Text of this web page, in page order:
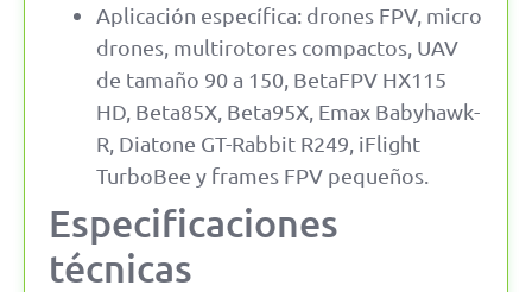
Aplicación específica: drones FPV, micro
drones, multirotores compactos, UAV
de tamaño 90 a 150, BetaFPV HX115
HD, Beta85X, Beta95X, Emax Babyhawk-
R, Diatone GT-Rabbit R249, iFlight
TurboBee y frames FPV pequeños.
Especificaciones
técnicas